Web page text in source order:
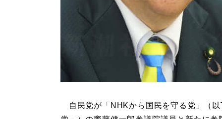
自民党が「NHKから国民を守る党」（以